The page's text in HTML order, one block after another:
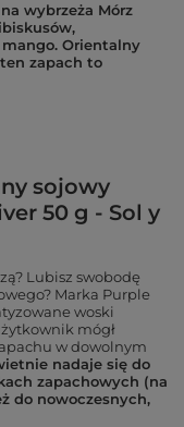
wybrzeża Mórz
Orientalny
zapach to
sojowy
50 g - Sol y
Lubisz swobodę
Marka Purple
woski
mógł
w dowolnym
nadaje się do
zapachowych (na
do nowoczesnych,